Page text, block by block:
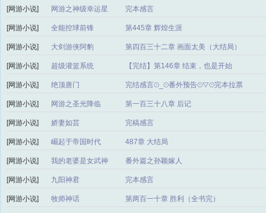
[网游小说] 网游之神级幸运星 完本感言
[网游小说] 全能控球前锋 第445章 辉煌生涯
[网游小说] 大剑游侠阿豹 第四百三十二章 画面太美（大结局）
[网游小说] 超级灌篮系统 【完结】第146章 结束，也是开始
[网游小说] 绝顶唐门 完结感言⊙_⊙番外预告⊙▽⊙完本拉票
[网游小说] 网游之圣光降临 第一百三十八章 后记
[网游小说] 娇妻如芸 完稿感言
[网游小说] 崛起于帝国时代 487章 大结局
[网游小说] 我的老婆是女武神 番外篇之孙颖嫁人
[网游小说] 九阳神君 完本感言
[网游小说] 牧师神话 第两百一十章 胜利（全书完）